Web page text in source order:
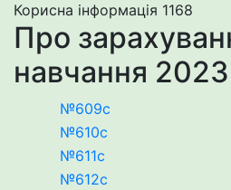
Корисна інформація 1168
Про
навчання
№609c
№610c
№611c
№612c